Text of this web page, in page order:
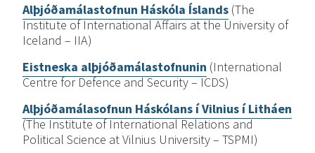
Alþjóðamálastofnun Háskóla Íslands (The
Institute of International Affairs at the University of
Iceland – IIA)
Eistneska alþjóðamálastofnunin (International
Centre for Defence and Security – ICDS)
Alþjóðamálasofnun Háskólans íVilnius í Litháen
(The Institute of International Relations and
Political Science at Vilnius University – TSPMI)